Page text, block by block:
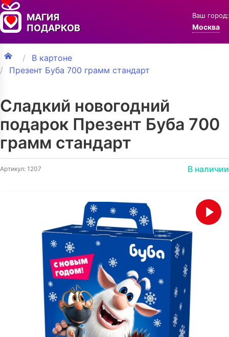
МАГИЯ
ПОДАРКОВ
Ваш город:
Москва
В картоне
Презент Буба 700 грамм стандарт
Сладкий новогодний
подарок Презент Буба 700
грамм стандарт
Артикул: 1207 В наличии